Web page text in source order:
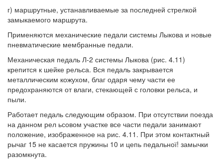
г) маршрутные, устанавливаемые за последней стрелкой
замыкаемого маршрута.
Применяются механические педали системы Лыкова и новые
пневматические мембранные педали.
Механическая педаль Л-2 системы Лыкова (рис. 4.11)
крепится к шейке рельса. Вся педаль закрывается
металлическим кожухом, благ одаря чему части ее
предохраняются от влаги, стекающей с головки рельса, и
пыли.
Работает педаль следующим образом. При отсутствии поезда
на данном рел ьсовом участке все части педали занимают
положение, изображенное на рис. 4.11. При этом контактный
рычаг 15 не касается пружины 10 и цепь педальної! замычки
разомкнута.